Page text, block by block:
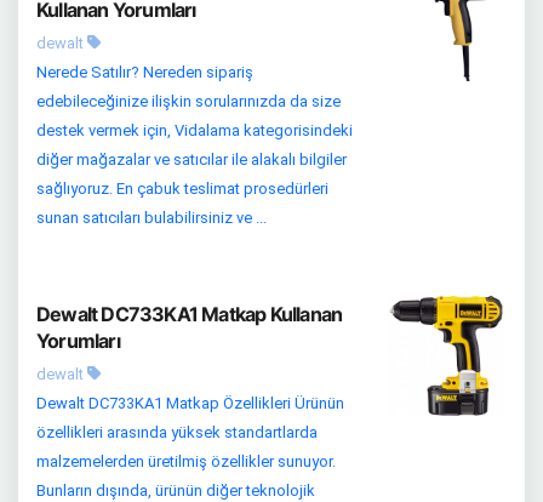
Kullanan Yorumları
dewalt
Nerede Satılır? Nereden sipariş
edebileceğinize ilişkin sorularınızda da size
destek vermek için, Vidalama kategorisindeki
diğer mağazalar ve satıcılar ile alakalı bilgiler
sağlıyoruz. En çabuk teslimat prosedürleri
sunan satıcıları bulabilirsiniz ve ...
Dewalt DC733KA1 Matkap Kullanan
Yorumları
dewalt
Dewalt DC733KA1 Matkap Özellikleri Ürünün
özellikleri arasında yüksek standartlarda
malzemelerden üretilmiş özellikler sunuyor.
Bunların dışında, ürünün diğer teknolojik